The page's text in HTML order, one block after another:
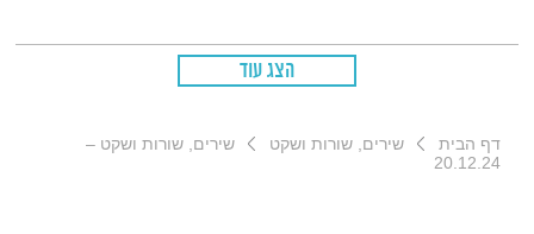
הצג עוד
דף הבית שירים, שורות ושקט
שירים, שורות ושקט –
20.12.24